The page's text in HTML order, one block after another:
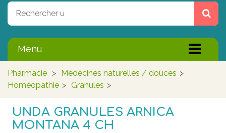
Menu
Pharmacie > Médecines naturelles / douces >
Homéopathie > Granules >
UNDA GRANULES ARNICA
MONTANA 4 CH